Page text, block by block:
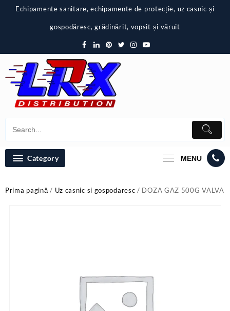
Echipamente sanitare, echipamente de protecție, uz casnic și
gospodăresc, grădinărit, vopsit și văruit
Category MENU
Prima pagină/ Uz casnic si gospodaresc / DOZA GAZ 500G VALVA